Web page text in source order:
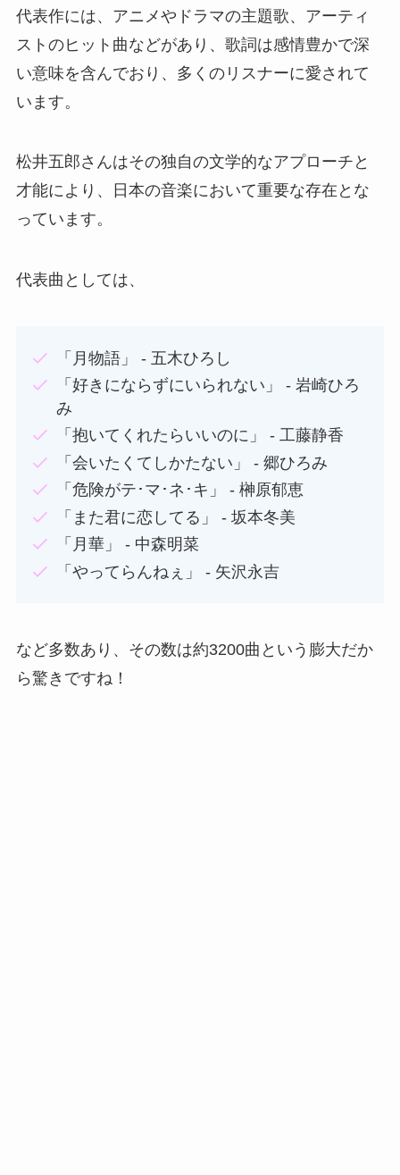
代表作には、アニメやドラマの主題歌、アーティ
ストのヒット曲などがあり、歌詞は感情豊かで深
い意味を含んでおり、多くのリスナーに愛されて
います。
松井五郎さんはその独自の文学的なアプローチと
才能により、日本の音楽において重要な存在とな
っています。
代表曲としては、
「月物語」 - 五木ひろし
「好きにならずにいられない」 - 岩崎ひろ
み
「抱いてくれたらいいのに」 - 工藤静香
「会いたくてしかたない」 - 郷ひろみ
「危険がテ･マ･ネ･キ」 - 榊原郁恵
「また君に恋してる」 - 坂本冬美
「月華」 - 中森明菜
「やってらんねぇ」 - 矢沢永吉
など多数あり、その数は約3200曲という膨大だか
ら驚きですね！